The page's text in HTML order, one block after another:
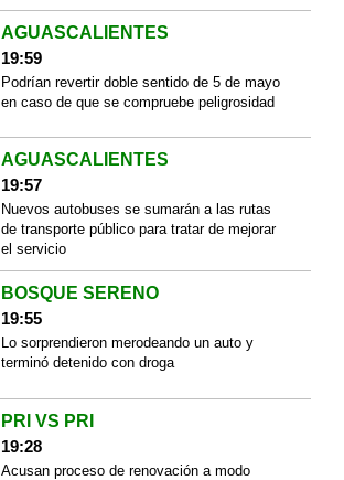
AGUASCALIENTES
19:59
Podrían revertir doble sentido de 5 de mayo
en caso de que se compruebe peligrosidad
AGUASCALIENTES
19:57
Nuevos autobuses se sumarán a las rutas
de transporte público para tratar de mejorar
el servicio
BOSQUE SERENO
19:55
Lo sorprendieron merodeando un auto y
terminó detenido con droga
PRI VS PRI
19:28
Acusan proceso de renovación a modo